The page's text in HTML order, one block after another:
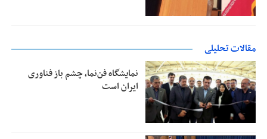
مقالات تحلیلی
نمایشگاه فن‌نما، چشم باز فناوری
ایران است